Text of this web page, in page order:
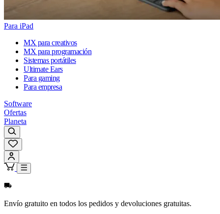
Para iPad
MX para creativos
MX para programación
Sistemas portátiles
Ultimate Ears
Para gaming
Para empresa
Software
Ofertas
Planeta
Envío gratuito en todos los pedidos y devoluciones gratuitas.